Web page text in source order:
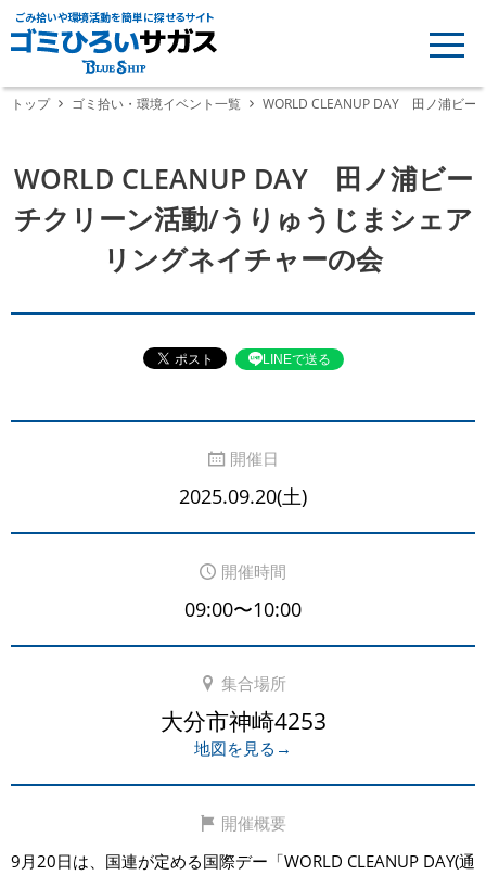
ごみ拾いや環境活動を簡単に探せるサイト
トップ ゴミ拾い・環境イベント一覧 WORLD CLEANUP DAY 田ノ浦ビー
WORLD CLEANUP DAY 田ノ浦ビー
チクリーン活動/うりゅうじまシェア
リングネイチャーの会
LINEで送る
開催日
2025.09.20(土)
開催時間
09:00〜10:00
集合場所
大分市神崎4253
地図を見る→
開催概要
9月20日は、国連が定める国際デー「WORLD CLEANUP DAY(通